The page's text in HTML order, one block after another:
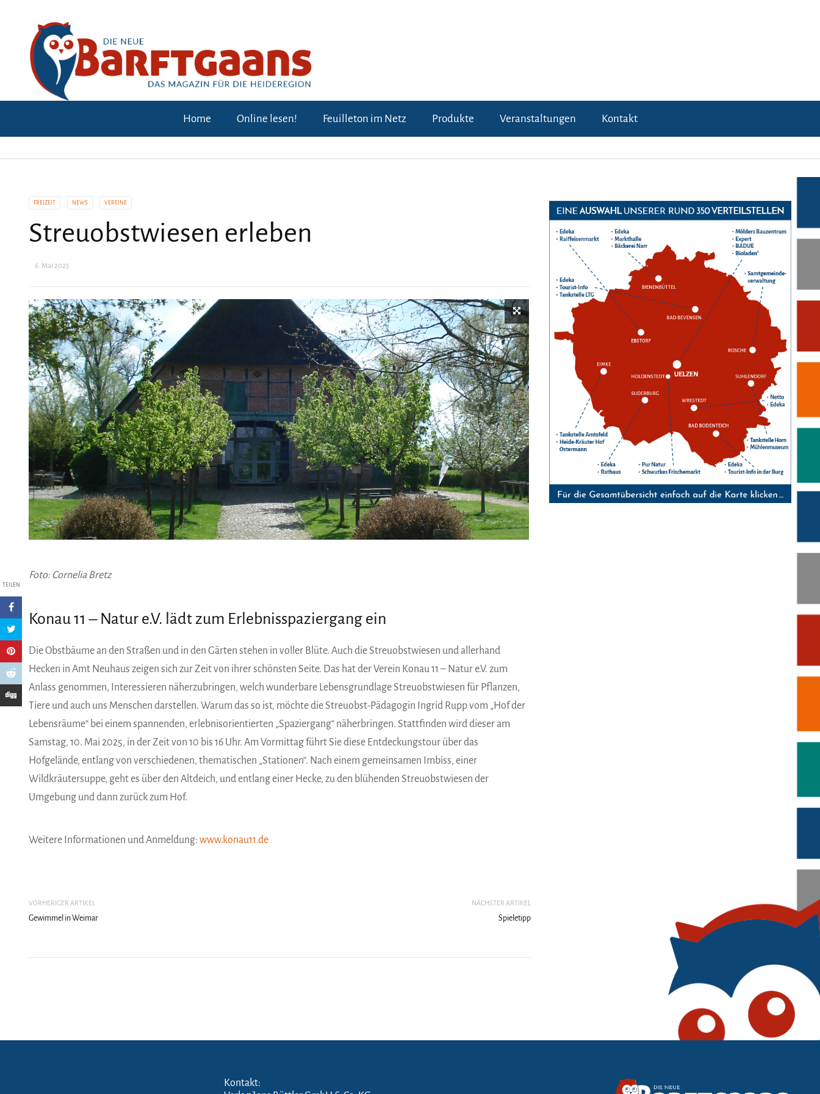
Home Online lesen! Feuilleton im Netz Produkte Veranstaltungen Kontakt
FREIZEIT NEWS VEREINE
Streuobstwiesen erleben
6. Mai 2025
TEILEN
Foto: Cornelia Bretz
Konau 11 – Natur e.V. lädt zum Erlebnisspaziergang ein
Die Obstbäume an den Straßen und in den Gärten stehen in voller Blüte. Auch die Streuobstwiesen und allerhand
Hecken in Amt Neuhaus zeigen sich zur Zeit von ihrer schönsten Seite. Das hat der Verein Konau 11 – Natur e.V. zum
Anlass genommen, Interessieren näherzubringen, welch wunderbare Lebensgrundlage Streuobstwiesen für Pflanzen,
Tiere und auch uns Menschen darstellen. Warum das so ist, möchte die Streuobst-Pädagogin Ingrid Rupp vom „Hof der
Lebensräume“ bei einem spannenden, erlebnisorientierten „Spaziergang“ näherbringen. Stattfinden wird dieser am
Samstag, 10. Mai 2025, in der Zeit von 10 bis 16 Uhr. Am Vormittag führt Sie diese Entdeckungstour über das
Hofgelände, entlang von verschiedenen, thematischen „Stationen“. Nach einem gemeinsamen Imbiss, einer
Wildkräutersuppe, geht es über den Altdeich, und entlang einer Hecke, zu den blühenden Streuobstwiesen der
Umgebung und dann zurück zum Hof.
Weitere Informationen und Anmeldung: www.konau11.de
VORHERIGER ARTIKEL
Gewimmel in Weimar
NÄCHSTER ARTIKEL
Spieletipp
Kontakt: